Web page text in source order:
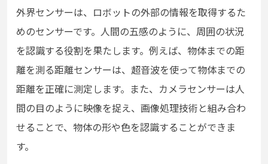
外界センサーは、ロボットの外部の情報を取得するた
めのセンサーです。人間の五感のように、周囲の状況
を認識する役割を果たします。例えば、物体までの距
離を測る距離センサーは、超音波を使って物体までの
距離を正確に測定します。また、カメラセンサーは人
間の目のように映像を捉え、画像処理技術と組み合わ
せることで、物体の形や色を認識することができま
す。